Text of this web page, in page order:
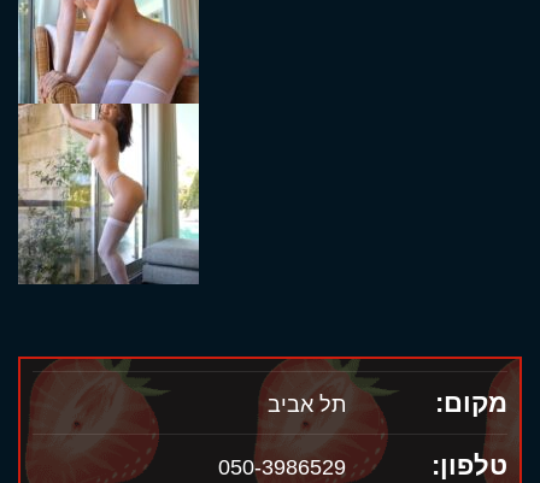
מקום: תל אביב
טלפון: 050-3986529